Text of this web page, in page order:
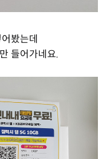
봤는데
들어가네요.